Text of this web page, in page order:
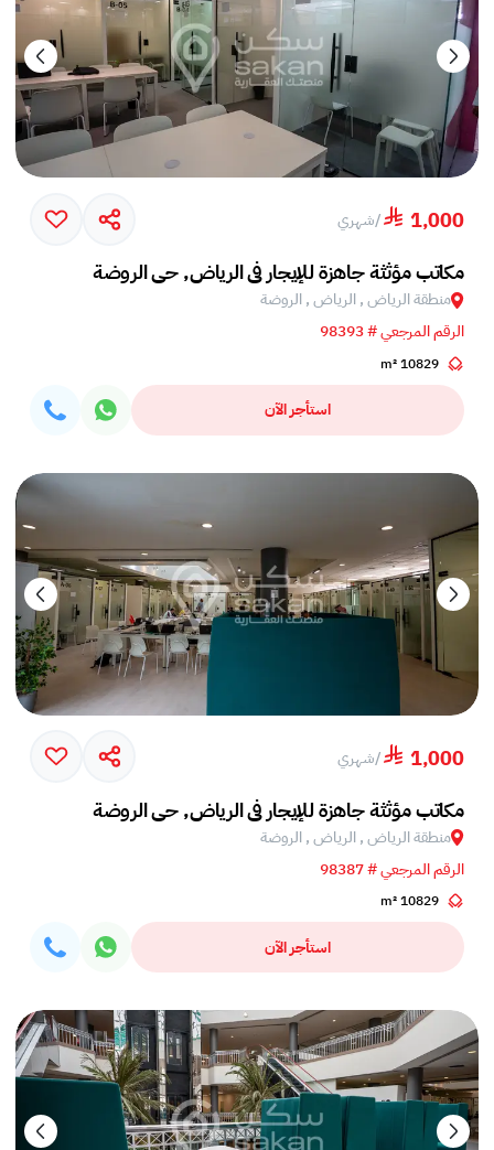
1,000
/شهري
مكاتب مؤثثة جاهزة للإيجار في الرياض, حي الروضة
منطقة الرياض , الرياض , الروضة
الرقم المرجعي # 98393
10829 m²
استأجر الآن
1,000
/شهري
مكاتب مؤثثة جاهزة للإيجار في الرياض, حي الروضة
منطقة الرياض , الرياض , الروضة
الرقم المرجعي # 98387
10829 m²
استأجر الآن